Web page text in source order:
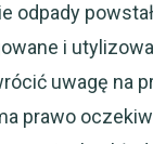
odpady
i
uwagę na
prawo